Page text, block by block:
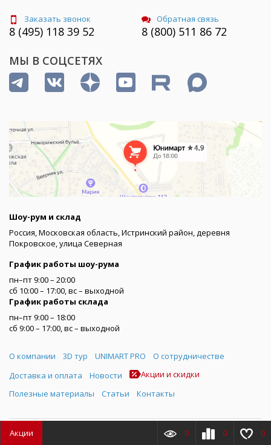
Заказать звонок
8 (495) 118 39 52
Обратная связь
8 (800) 511 86 72
МЫ В СОЦСЕТЯХ
Шоу-рум и склад
Россия, Московская область, Истринский район, деревня
Покровское, улица Северная
График работы шоу-рума
пн–пт 9:00 – 20:00
сб 10:00 – 17:00, вс – выходной
График работы склада
пн–пт 9:00 – 18:00
сб 9:00 – 17:00, вс – выходной
Меню
О компании 3D тур UNIMART PRO
О сотрудничестве
Доставка и оплата
Новости
Акции и скидки
Полезные материалы
Статьи Контакты
© Все права защищены. Информация сайта защищена законом
Акции 0 0 0